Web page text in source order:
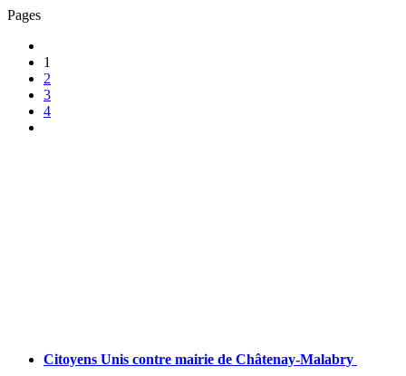
Pages
1
2
3
4
Citoyens Unis contre mairie de Châtenay-Malabry